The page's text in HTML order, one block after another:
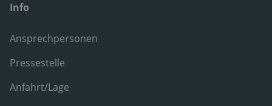
Info
Ansprechpersonen
Pressestelle
Anfahrt/Lage